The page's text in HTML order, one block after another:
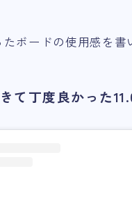
ボードの使用感を書
て丁度良かった